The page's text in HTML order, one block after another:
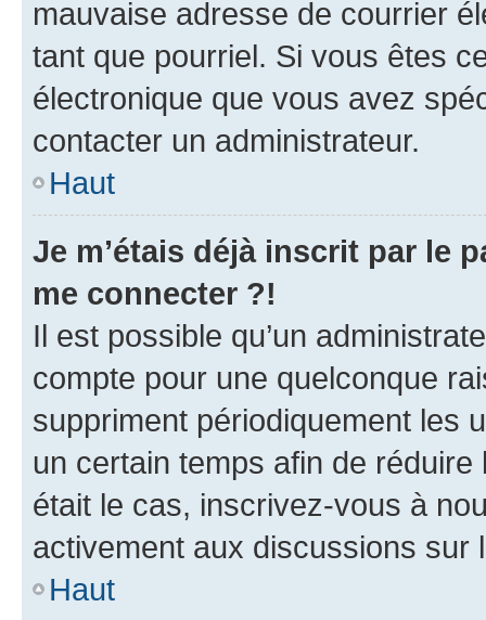
mauvaise adresse de courrier
tant que pourriel. Si vous êtes
électronique que vous avez
contacter un administrateur.
Haut
Je m’étais déjà inscrit par le
me connecter ?!
Il est possible qu’un
compte pour une quelconque
suppriment périodiquement les
un certain temps afin de
était le cas, inscrivez-vous à
activement aux discussions sur
Haut